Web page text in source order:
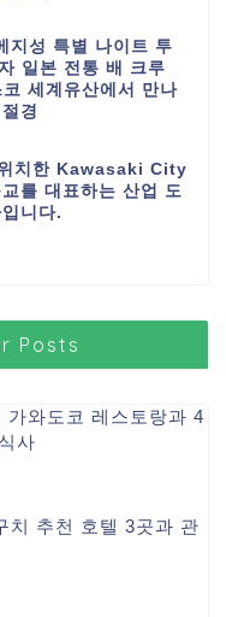
지성 특별 나이트 투
일본 전통 배 크루
세계유산에서 만나
경
치한 Kawasaki City
를 대표하는 산업 도
니다.
Posts
가와도코 레스토랑과 4
사
치 추천 호텔 3곳과 관